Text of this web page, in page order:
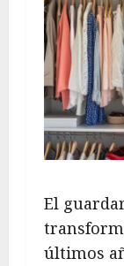
El
últimos